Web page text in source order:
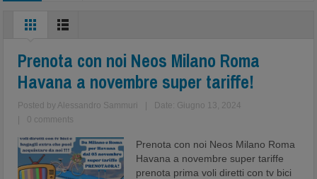
Prenota con noi Neos Milano Roma
Havana a novembre super tariffe!
Posted by Alessandro Sammuri
Date: Giugno 13, 2024
0 comments
Prenota con noi Neos Milano Roma
Havana a novembre super tariffe
prenota prima voli diretti con tv bici